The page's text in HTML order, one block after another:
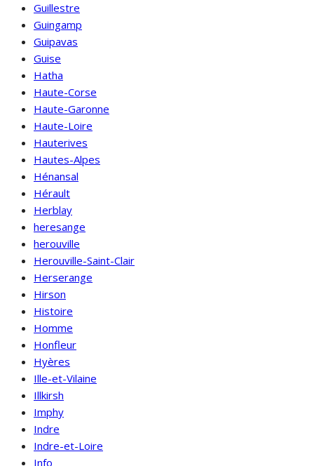
Guillestre
Guingamp
Guipavas
Guise
Hatha
Haute-Corse
Haute-Garonne
Haute-Loire
Hauterives
Hautes-Alpes
Hénansal
Hérault
Herblay
heresange
herouville
Herouville-Saint-Clair
Herserange
Hirson
Histoire
Homme
Honfleur
Hyères
Ille-et-Vilaine
Illkirsh
Imphy
Indre
Indre-et-Loire
Info